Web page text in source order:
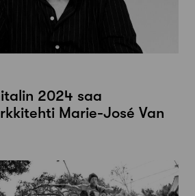
2024 saa
Marie-José Van